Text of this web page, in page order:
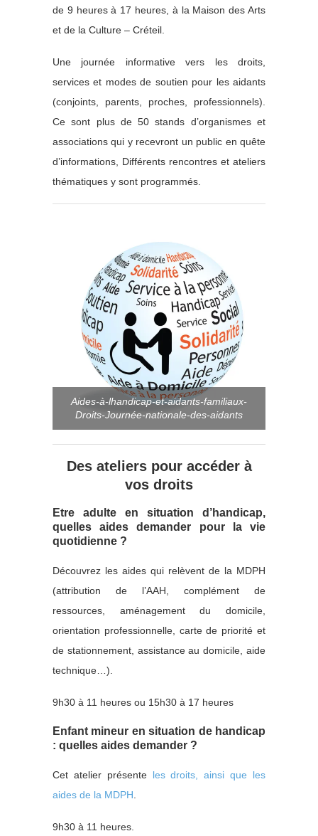
de 9 heures à 17 heures, à la Maison des Arts
et de la Culture – Créteil.
Une journée informative vers les droits,
services et modes de soutien pour les aidants
(conjoints, parents, proches, professionnels).
Ce sont plus de 50 stands d’organismes et
associations qui y recevront un public en quête
d’informations, Différents rencontres et ateliers
thématiques y sont programmés.
Aides-à-lhandicap-et-aidants-familiaux-
Droits-Journée-nationale-des-aidants
Des ateliers pour accéder à
vos droits
Etre adulte en situation d’handicap,
quelles aides demander pour la vie
quotidienne ?
Découvrez les aides qui relèvent de la MDPH
(attribution de l’AAH, complément de
ressources, aménagement du domicile,
orientation professionnelle, carte de priorité et
de stationnement, assistance au domicile, aide
technique…).
9h30 à 11 heures ou 15h30 à 17 heures
Enfant mineur en situation de handicap
: quelles aides demander ?
Cet atelier présente les droits, ainsi que les
aides de la MDPH
9h30 à 11 heures.